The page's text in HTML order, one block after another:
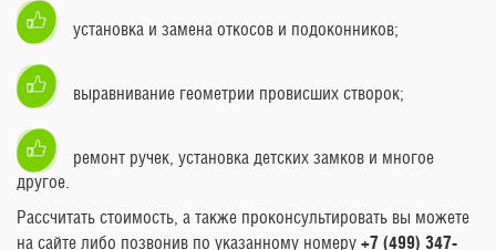
установка и замена откосов и подоконников;
выравнивание геометрии провисших створок;
ремонт ручек, установка детских замков и многое
другое.
Рассчитать стоимость, а также проконсультировать вы можете
на сайте либо позвонив по указанному номеру +7 (499) 347-